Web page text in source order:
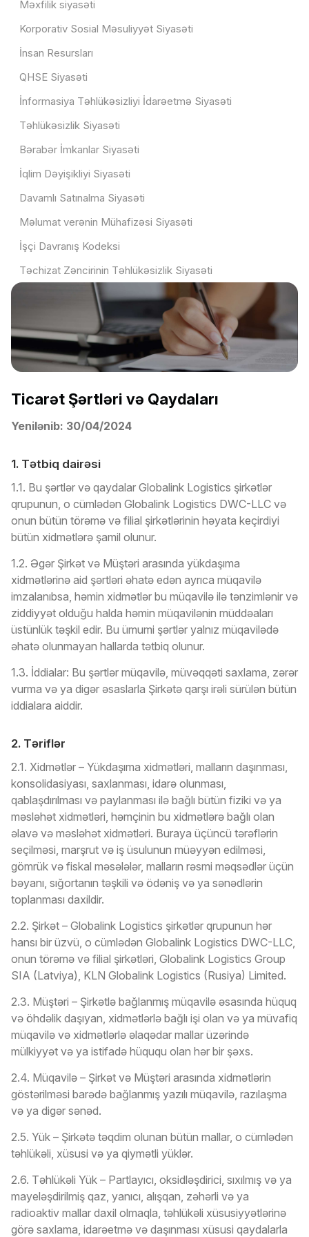
Məxfilik siyasəti
Korporativ Sosial Məsuliyyət Siyasəti
İnsan Resursları
QHSE Siyasəti
İnformasiya Təhlükəsizliyi İdarəetmə Siyasəti
Təhlükəsizlik Siyasəti
Bərabər İmkanlar Siyasəti
İqlim Dəyişikliyi Siyasəti
Davamlı Satınalma Siyasəti
Məlumat verənin Mühafizəsi Siyasəti
İşçi Davranış Kodeksi
Təchizat Zəncirinin Təhlükəsizlik Siyasəti
Ticarət Şərtləri və Qaydaları
Yenilənib: 30/04/2024
1. Tətbiq dairəsi
1.1. Bu şərtlər və qaydalar Globalink Logistics şirkətlər
qrupunun, o cümlədən Globalink Logistics DWC-LLC və
onun bütün törəmə və filial şirkətlərinin həyata keçirdiyi
bütün xidmətlərə şamil olunur.
1.2. Əgər Şirkət və Müştəri arasında yükdaşıma
xidmətlərinə aid şərtləri əhatə edən ayrıca müqavilə
imzalanıbsa, həmin xidmətlər bu müqavilə ilə tənzimlənir və
ziddiyyət olduğu halda həmin müqavilənin müddəaları
üstünlük təşkil edir. Bu ümumi şərtlər yalnız müqavilədə
əhatə olunmayan hallarda tətbiq olunur.
1.3. İddialar: Bu şərtlər müqavilə, müvəqqəti saxlama, zərər
vurma və ya digər əsaslarla Şirkətə qarşı irəli sürülən bütün
iddialara aiddir.
2. Təriflər
2.1. Xidmətlər – Yükdaşıma xidmətləri, malların daşınması,
konsolidasiyası, saxlanması, idarə olunması,
qablaşdırılması və paylanması ilə bağlı bütün fiziki və ya
məsləhət xidmətləri, həmçinin bu xidmətlərə bağlı olan
əlavə və məsləhət xidmətləri. Buraya üçüncü tərəflərin
seçilməsi, marşrut və iş üsulunun müəyyən edilməsi,
gömrük və fiskal məsələlər, malların rəsmi məqsədlər üçün
bəyanı, sığortanın təşkili və ödəniş və ya sənədlərin
toplanması daxildir.
2.2. Şirkət – Globalink Logistics şirkətlər qrupunun hər
hansı bir üzvü, o cümlədən Globalink Logistics DWC-LLC,
onun törəmə və filial şirkətləri, Globalink Logistics Group
SIA (Latviya), KLN Globalink Logistics (Rusiya) Limited.
2.3. Müştəri – Şirkətlə bağlanmış müqavilə əsasında hüquq
və öhdəlik daşıyan, xidmətlərlə bağlı işi olan və ya müvafiq
müqavilə və xidmətlərlə əlaqədar mallar üzərində
mülkiyyət və ya istifadə hüququ olan hər bir şəxs.
2.4. Müqavilə – Şirkət və Müştəri arasında xidmətlərin
göstərilməsi barədə bağlanmış yazılı müqavilə, razılaşma
və ya digər sənəd.
2.5. Yük – Şirkətə təqdim olunan bütün mallar, o cümlədən
təhlükəli, xüsusi və ya qiymətli yüklər.
2.6. Təhlükəli Yük – Partlayıcı, oksidləşdirici, sıxılmış və ya
mayeləşdirilmiş qaz, yanıcı, alışqan, zəhərli və ya
radioaktiv mallar daxil olmaqla, təhlükəli xüsusiyyətlərinə
görə saxlama, idarəetmə və daşınması xüsusi qaydalarla